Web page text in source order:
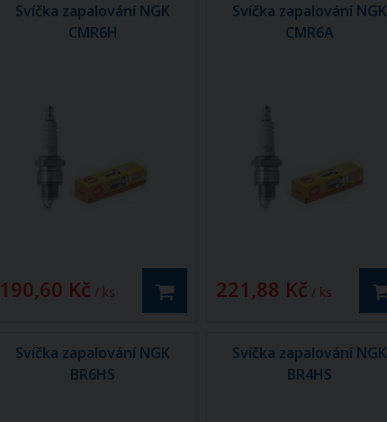
Svíčka zapalování NGK
CMR6H
190,60 Kč / ks
Svíčka zapalování NGK
CMR6A
221,88 Kč / ks
Svíčka zapalování NGK
BR6HS
Svíčka zapalování NGK
BR4HS